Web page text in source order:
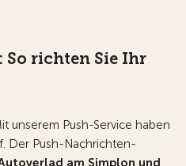
richten Sie Ihr
unserem Push-Service haben
Der Push-Nachrichten-
am Simplon und